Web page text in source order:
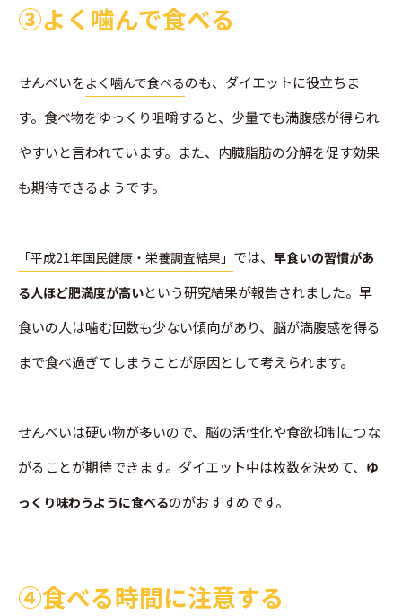
➂よく噛んで食べる
せんべいを よく噛んで食べるのも、ダイエットに役立ちま
す。食べ物をゆっくり咀嚼すると、少量でも満腹感が得られ
やすいと言われています。また、内臓脂肪の分解を促す効果
も期待できるようです。
「平成21年国民健康・栄養調査結果」 では、 早食いの習慣があ
る人ほど肥満度が高いという研究結果が報告されました。早
食いの人は噛む回数も少ない傾向があり、脳が満腹感を得る
まで食べ過ぎてしまうことが原因として考えられます。
せんべいは硬い物が多いので、脳の活性化や食欲抑制につな
がることが期待できます。ダイエット中は枚数を決めて、 ゆ
っくり味わうように食べるのがおすすめです。
➃食べる時間に注意する